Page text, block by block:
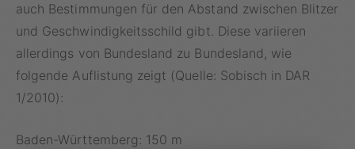
auch Bestimmungen für den Abstand zwischen Blitzer
und Geschwindigkeitsschild gibt. Diese variieren
allerdings von Bundesland zu Bundesland, wie
folgende Auflistung zeigt (Quelle: Sobisch in DAR
1/2010):
Baden-Württemberg: 150 m